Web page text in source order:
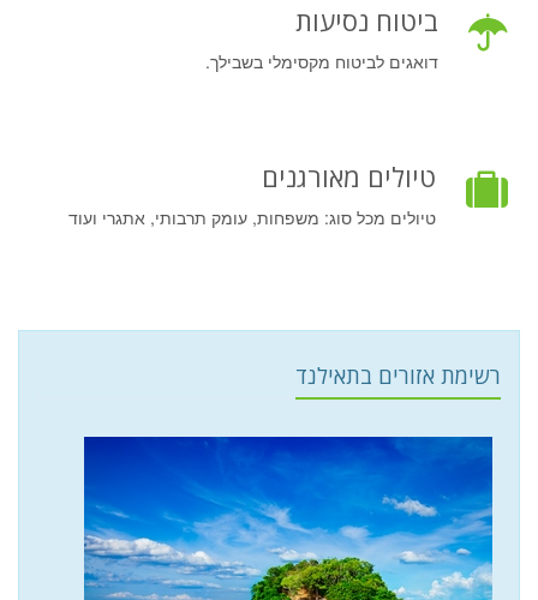
ביטוח נסיעות
דואגים לביטוח מקסימלי בשבילך.
טיולים מאורגנים
טיולים מכל סוג: משפחות, עומק תרבותי, אתגרי ועוד
רשימת אזורים בתאילנד